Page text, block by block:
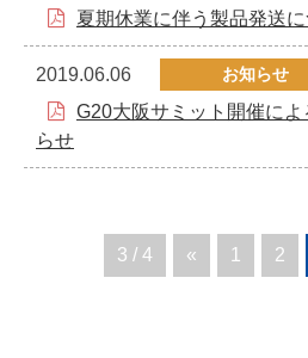
夏期休業に伴う製品発送
2019.06.06 お知らせ
G20大阪サミット開催に
らせ
3 / 4 « 1 2